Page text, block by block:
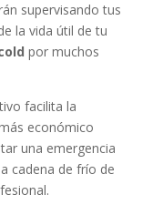
supervisando tus
la vida útil de tu
por muchos
facilita la
económico
una emergencia
cadena de frío de